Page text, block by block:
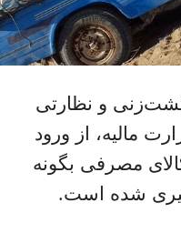
گشت‌زنی و نظارتی
مالیه، از ورود
کالای مصرفی بگونه
شده است.